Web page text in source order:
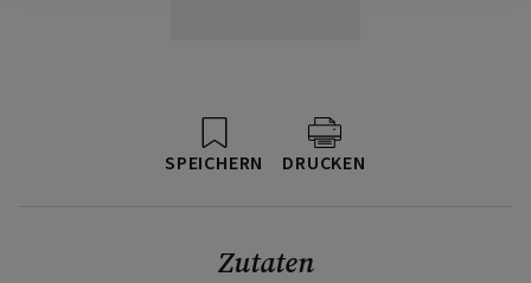
SPEICHERN DRUCKEN
Zutaten